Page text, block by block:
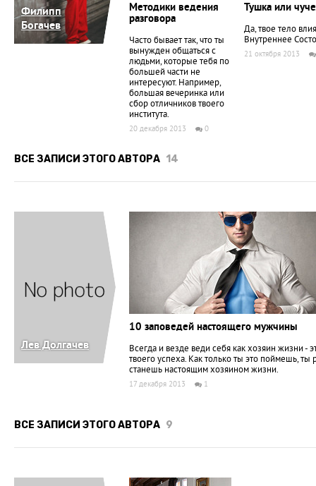
Филипп
Богачев
Методики ведения
разговора
Часто бывает так, что ты
вынужден общаться с
людьми, которые тебя по
большей части не
интересуют. Например,
большая вечеринка или
сбор отличников твоего
института.
20 декабря 2013 0
Тушка или
Да, твое тело
Внутреннее
21 октября 2013
ВСЕ ЗАПИСИ ЭТОГО АВТОРА 14
Лев Долгачев
10 заповедей настоящего мужчины
Всегда и везде веди себя как хозяин жизни -
твоего успеха. Как только ты это поймешь, ты
станешь настоящим хозяином жизни.
17 декабря 2013 1
ВСЕ ЗАПИСИ ЭТОГО АВТОРА 9